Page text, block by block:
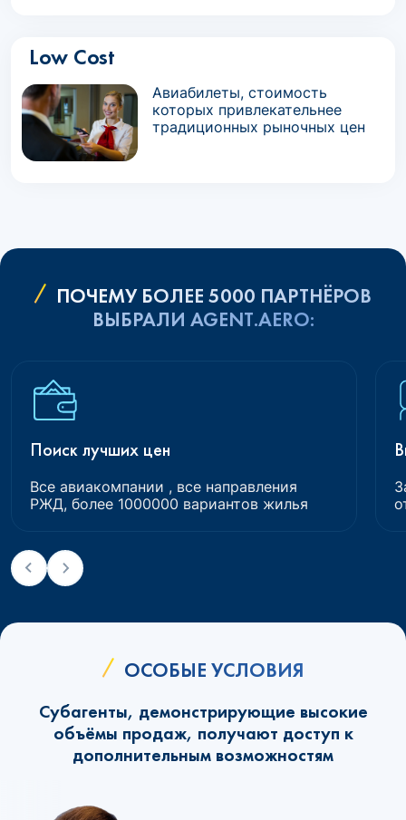
Low Cost
Авиабилеты, стоимость
которых привлекательнее
традиционных рыночных цен
ПОЧЕМУ БОЛЕЕ 5000 ПАРТНЁРОВ
ВЫБРАЛИ AGENT.AERO:
Поиск лучших цен
Все авиакомпании , все направления
РЖД, более 1000000 вариантов жилья
ОСОБЫЕ УСЛОВИЯ
Субагенты, демонстрирующие высокие
объёмы продаж, получают доступ к
дополнительным возможностям